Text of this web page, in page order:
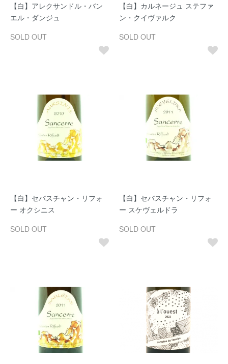
【白】アレクサンドル・バン
エル・ダンジュ
SOLD OUT
【白】カルネージュ ステファ
ン・クイヴァルク
SOLD OUT
【白】セバスチャン・リフォ
ー オクシニス
SOLD OUT
【白】セバスチャン・リフォ
ー スケヴェルドラ
SOLD OUT